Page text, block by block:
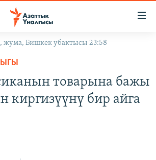
жума, Бишкек убактысы 23:58
товарына бажы
киргизүүнү бир айга